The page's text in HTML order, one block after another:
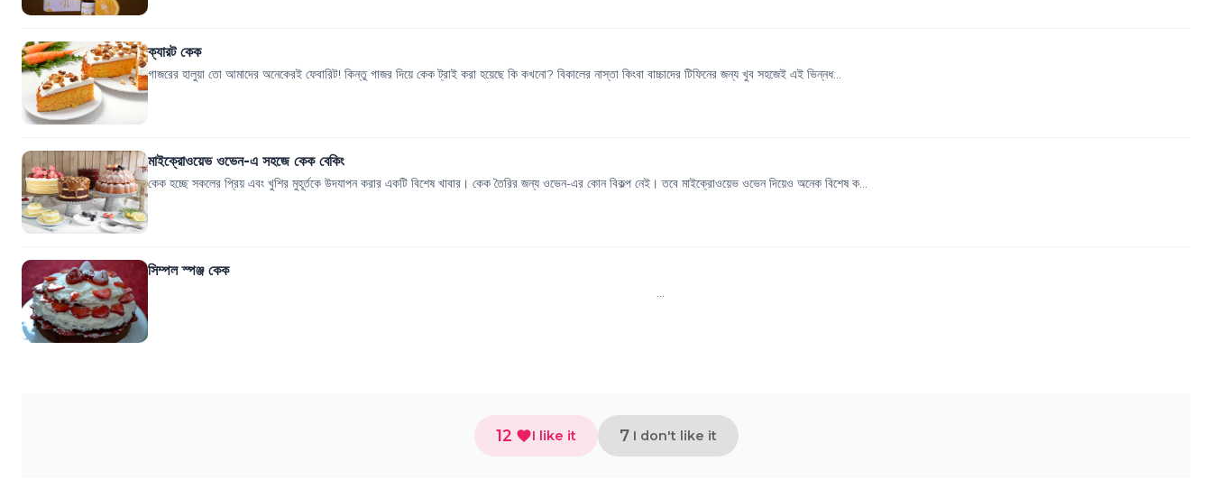
ক্যারট কেক
গাজরের হালুয়া তো আমাদের অনেকেরই ফেবারিট! কিন্তু গাজর দিয়ে কেক ট্রাই করা হয়েছে কি কখনো? বিকালের নাস্তা কিংবা বাচ্চাদের টিফিনের জন্য খুব সহজেই এই ভিন্নধ...
মাইক্রোওয়েভ ওভেন-এ সহজে কেক বেকিং
কেক হচ্ছে সকলের প্রিয় এবং খুশির মুহূর্তকে উদযাপন করার একটি বিশেষ খাবার। কেক তৈরির জন্য ওভেন-এর কোন বিকল্প নেই। তবে মাইক্রোওয়েভ ওভেন দিয়েও অনেক বিশেষ ক...
সিম্পল স্পঞ্জ কেক
12 I like it 7 I don't like it